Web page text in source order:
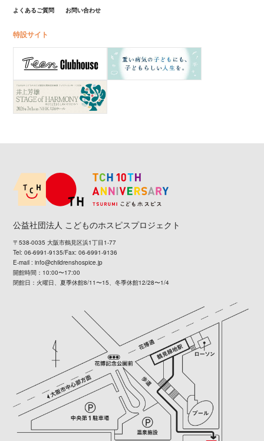
よくあるご質問 お問い合わせ
特設サイト
公益社団法人 こどものホスピスプロジェクト
〒538-0035 大阪市鶴見区浜1丁目1-77
Tel: 06-6991-9135/Fax: 06-6991-9136
E-mail :info@childrenshospice.jp
開館時間：10:00〜17:00
閉館日：火曜日、夏季休館8/11〜15、冬季休館12/28〜1/4